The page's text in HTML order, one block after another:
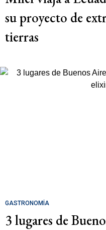
su proyecto de
tierras
GASTRONOMÍA
3 lugares de